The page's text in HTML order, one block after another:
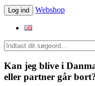
Log ind Webshop
Kan jeg blive i
eller partner går